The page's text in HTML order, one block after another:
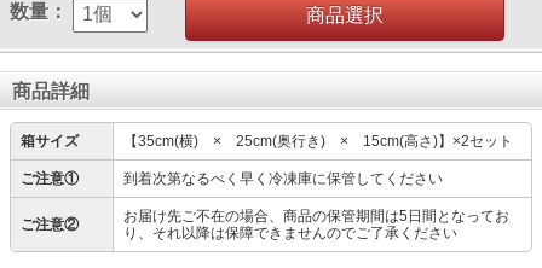
数量： 商品選択
商品詳細
箱サイズ 【35cm(横) × 25cm(奥行き) × 15cm(高さ)】×2セット
ご注意① 到着次第なるべく早く冷凍庫に保管してください
ご注意②
お届け先ご不在の場合、商品の保管期間は5日間となってお
り、それ以降は保障できませんのでご了承ください